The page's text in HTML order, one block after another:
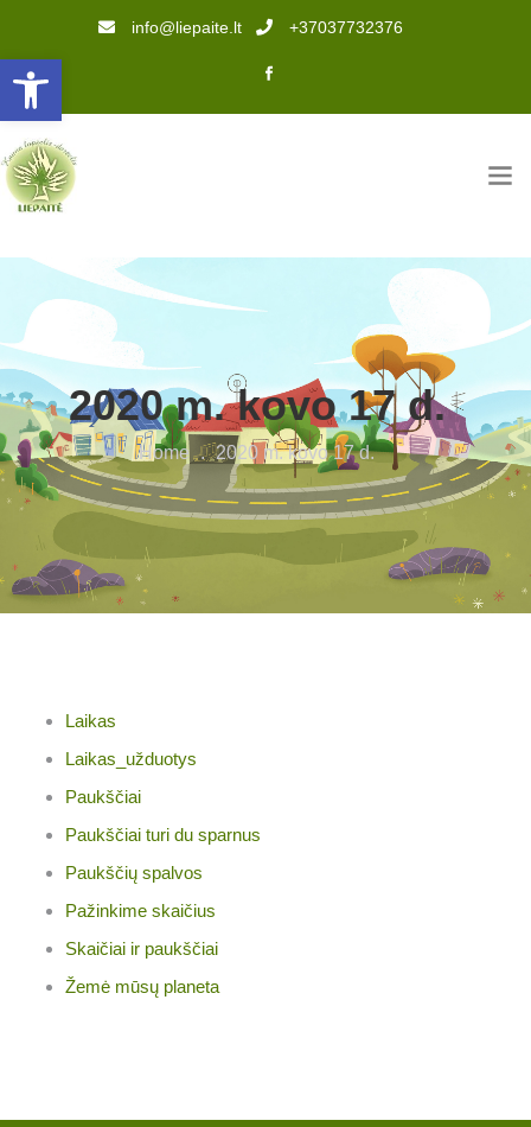
Open toolbar
info@liepaite.lt +37037732376
2020 m. kovo 17 d.
Home . 2020 m. kovo 17 d.
Laikas
Laikas_užduotys
Paukščiai
Paukščiai turi du sparnus
Paukščių spalvos
Pažinkime skaičius
Skaičiai ir paukščiai
Žemė mūsų planeta